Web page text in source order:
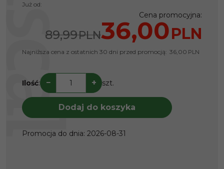
Już od:
Cena promocyjna:
89,99PLN36,00PLN
Najniższa cena z ostatnich 30 dni przed promocją: 36,00 PLN
Ilość: − + szt.
Dodaj do koszyka
Promocja do dnia: 2026-08-31